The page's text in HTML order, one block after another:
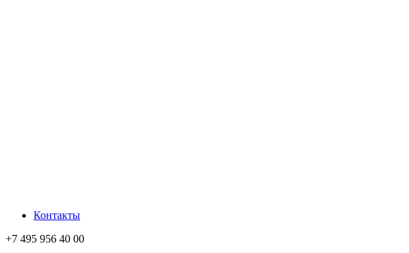
Контакты
+7 495 956 40 00